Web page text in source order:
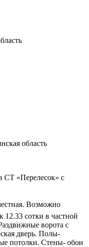
область
СТ «Перелесок» с
Возможно
12.33 сотки в частной
ворота с
дверь. Полы-
потолки. Стены- обои